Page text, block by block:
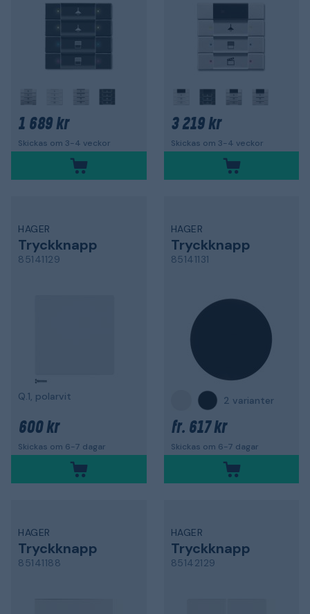
1 689 kr
Skickas om 3-4 veckor
3 219 kr
Skickas om 3-4 veckor
HAGER
Tryckknapp
85141129
Q.1, polarvit
600 kr
Skickas om 6-7 dagar
HAGER
Tryckknapp
85141131
2 varianter
fr. 617 kr
Skickas om 6-7 dagar
HAGER
Tryckknapp
85141188
HAGER
Tryckknapp
85142129